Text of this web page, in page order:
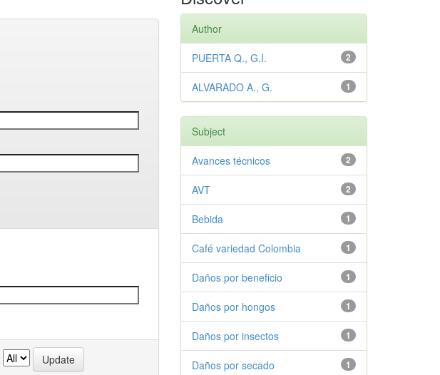
Author
2
PUERTA Q., G.I.
1
ALVARADO A., G.
Subject
2
Avances técnicos
2
AVT
1
Bebida
1
Café variedad Colombia
1
Daños por beneficio
1
Daños por hongos
1
Daños por insectos
1
Daños por secado